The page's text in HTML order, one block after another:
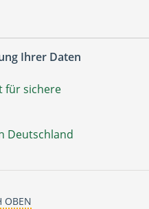
Ihrer Daten
für sichere
Deutschland
OBEN